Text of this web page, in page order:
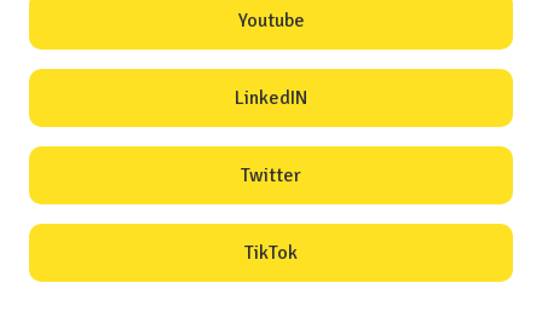
Youtube
LinkedIN
Twitter
TikTok